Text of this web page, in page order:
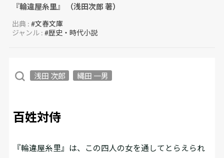
『輪違屋糸里』 （浅田次郎 著）
出典 :#文春文庫
ジャンル :#歴史・時代小説
浅田 次郎 縄田 一男
百姓対侍
『輪違屋糸里』は、この四人の女を通してとらえられ